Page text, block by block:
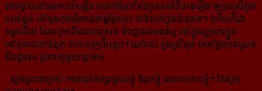
ជាទម្លាប់​នៅវេលាយប់ឡើង លោកឪពុកតែងចូលទៅនិទានរឿង ឲ្យកូនស្រីតូច​
របស់ខ្លួន នៅមុនកុមារីអាយុ៣ឆ្នាំរូបនេះ លង់លក់ក្នុងដំណេក។ ហើយក៏ជា
ទម្លាប់ដែរ ដែលកុមារីតែងបន់ស្រន់ និងជូនពរមនុស្ស នៅក្នុងគ្រួសារខ្លួន
នៅមុនលោកឪពុក ចាកចេញពីបន្ទប់។ យប់នេះ កូនស្រីតូច បានថ្លែងបន់ស្រន់
និងជូនពរ នូវពាក្យមួយឃ្លាថា៖
- សូមព្រះជាម្ចាស់ ការពារថែរក្សាម្ដាយខ្ញុំ ឪពុកខ្ញុំ លោកយាយខ្ញុំ។ តែសូម